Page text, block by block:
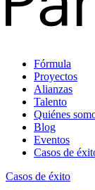
Fórmula
Proyectos
Alianzas
Talento
Quiénes
Blog
Eventos
Casos de
Casos de éxito